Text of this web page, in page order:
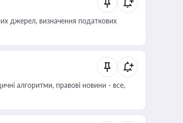
джерел, визначення податкових
алгоритми, правові новини - все,